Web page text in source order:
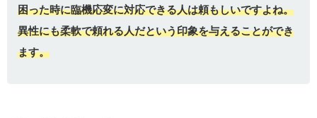
困った時に臨機応変に対応できる人は頼もしいですよね。
異性にも柔軟で頼れる人だという印象を与えることができ
ます。